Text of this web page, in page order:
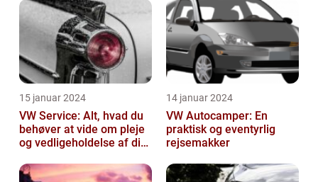
15 januar 2024
VW Service: Alt, hvad du
behøver at vide om pleje
og vedligeholdelse af din
14 januar 2024
VW Autocamper: En
praktisk og eventyrlig
rejsemakker